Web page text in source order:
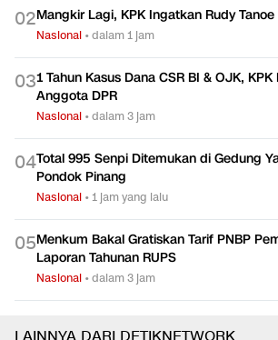
02Mangkir Lagi, KPK Ingatkan Rudy
Nasional •dalam 1 jam
031 Tahun Kasus Dana CSR BI & OJK,
Anggota DPR
Nasional •dalam 3 jam
04Total 995 Senpi Ditemukan di Gedung
Pondok Pinang
Nasional •1 jam yang lalu
05Menkum Bakal Gratiskan Tarif PNBP
Laporan Tahunan RUPS
Nasional •dalam 3 jam